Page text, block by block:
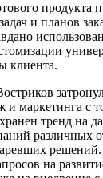
продукта
и планов
клиента.
и маркетинга с
тренд на
различных
на